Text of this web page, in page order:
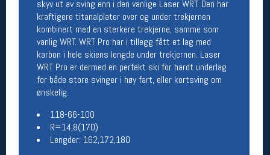
skyv ut av sving enn i den vanlige Laser WRT. Den har
kraftigere titanalplater over og under trekjernen
kombinert med en sterkere trekjerne, samme som
vanlig WRT. WRT Pro har i tillegg fått et lag med
karbon i hele skiens lengde under trekjernen. Laser
WRT Pro er dermed en perfekt ski for hardt underlag
for både store svinger i høy fart, eller kortsving om
ønskelig.
118-66-100
R=14,8(170)
Lengder: 162,172,180
Åpningstider butikk
Man-Fredag:
11-18
Lørdag:
11-16
Team Oslo Sportslager
Magasinet
Medlemstilbud og aktiviteter
MELD DEG INN GRATIS